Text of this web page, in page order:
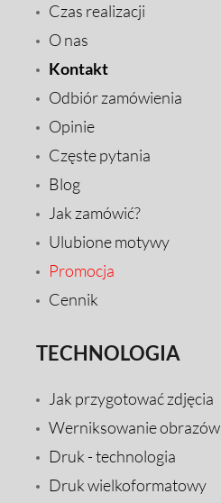
Czas realizacji
O nas
Kontakt
Odbiór zamówienia
Opinie
Częste pytania
Blog
Jak zamówić?
Ulubione motywy
Promocja
Cennik
TECHNOLOGIA
Jak przygotować zdjęcia
Werniksowanie obrazów
Druk - technologia
Druk wielkoformatowy